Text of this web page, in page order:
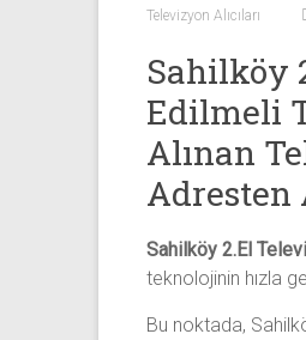
Sıfır
Alanlar ile
iletişim
kurarak
2.
el
televizyonlarınızı
hemen
bize
nakit
Televizyon Alıcıları
Sahilköy
Edilmeli
Alınan
Adresten
Sahilköy 2.El
teknolojinin hızla
Bu noktada,